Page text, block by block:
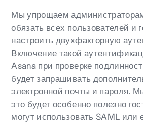
Мы упрощаем
обязать всех пользователей и
настроить двухфакторную
Включение такой
Asana при проверке
будет запрашивать
электронной почты и пароля.
это будет особенно полезно
могут использовать SAML или